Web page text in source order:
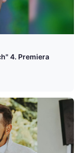
4. Premiera